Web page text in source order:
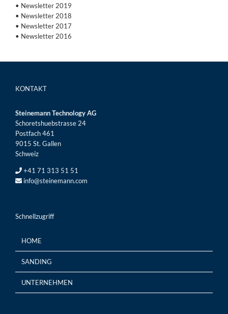
• Newsletter 2019
• Newsletter 2018
• Newsletter 2017
• Newsletter 2016
KONTAKT
Steinemann Technology AG
Schoretshuebstrasse 24
Postfach 461
9015 St. Gallen
Schweiz
+41 71 313 51 51
info@steinemann.com
Schnellzugriff
HOME
SANDING
UNTERNEHMEN